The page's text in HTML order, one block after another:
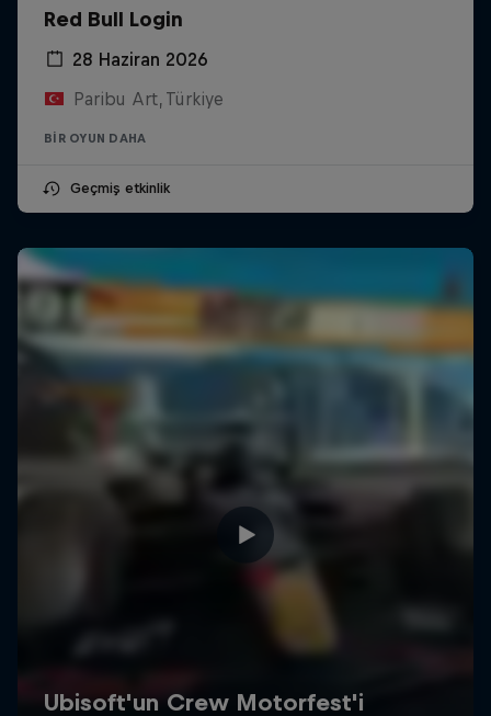
Red Bull Login
28 Haziran 2026
Paribu Art, Türkiye
BIR OYUN DAHA
Geçmiş etkinlik